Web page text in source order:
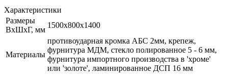
Характеристики
Размеры
ВхШхГ, мм
1500х800х1400
Материалы
противоударная кромка АБС 2мм, крепеж,
фурнитура МДМ, стекло полированное 5 - 6 мм,
фурнитура импортного производства в 'хроме'
или 'золоте', ламинированное ДСП 16 мм